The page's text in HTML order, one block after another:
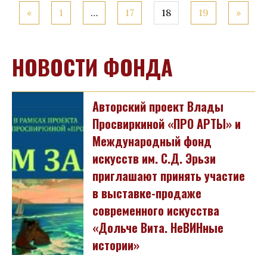
« 1 … 17 18 19 »
НОВОСТИ ФОНДА
Авторский проект Влады
Просвиркиной «ПРО АРТЫ» и
Международный фонд
искусств им. С.Д. Эрьзи
приглашают принять участие
в выставке-продаже
современного искусства
«Дольче Вита. НеВИНные
истории»